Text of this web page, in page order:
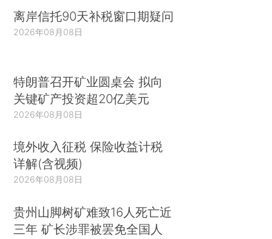
离岸信托90天补税窗口期疑问
2026年08月08日
特朗普召开矿业圆桌会 拟向
关键矿产投资超20亿美元
2026年08月08日
境外收入征税 保险收益计税
详解(含视频)
2026年08月08日
贵州山脚树矿难致16人死亡近
三年 矿长涉罪被罢免全国人